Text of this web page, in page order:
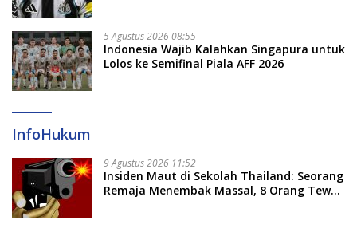
5 Agustus 2026 08:55
Indonesia Wajib Kalahkan Singapura untuk
Lolos ke Semifinal Piala AFF 2026
InfoHukum
9 Agustus 2026 11:52
Insiden Maut di Sekolah Thailand: Seorang
Remaja Menembak Massal, 8 Orang Tewas